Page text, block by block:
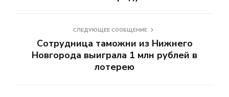
СЛЕДУЮЩЕЕ СООБЩЕНИЕ
Сотрудница таможни из Нижнего
Новгорода выиграла 1 млн рублей в
лотерею